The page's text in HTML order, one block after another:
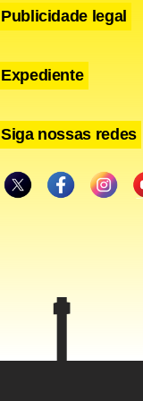
Publicidade legal
Expediente
Siga nossas redes